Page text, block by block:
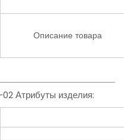
Описание товара
Атрибуты изделия: